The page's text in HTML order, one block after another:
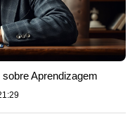
Aprendizagem